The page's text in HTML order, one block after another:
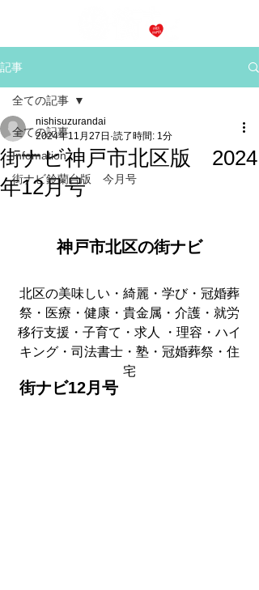
記事
全ての記事
Infomation
街ナビ鈴蘭台版 今月号
全ての記事
街ナビ神戸市北区版 2024
年12月号
nishisuzurandai
2024年11月27日 読了時間: 1分
神戸市北区の街ナビ
北区の美味しい・綺麗・学び・冠婚葬
祭・医療・健康・貴金属・介護・就労
移行支援・子育て・求人 ・理容・ハイ
キング・司法書士・塾・冠婚葬祭・住
宅
街ナビ12月号